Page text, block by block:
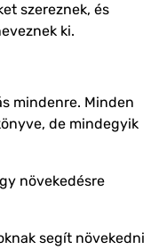
szereznek, és
ki.
mindenre. Minden
de mindegyik
növekedésre
segít növekedni